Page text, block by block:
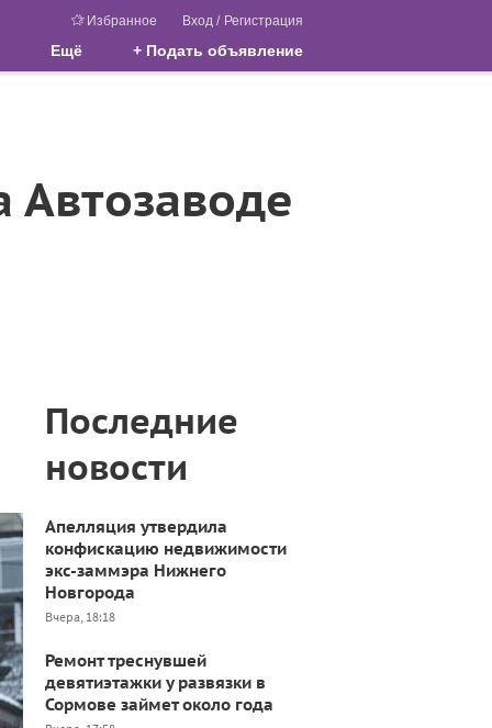
Избранное Вход / Регистрация
Ещё + Подать объявление
Последние
новости
Апелляция утвердила
конфискацию недвижимости
экс-заммэра Нижнего
Новгорода
Вчера, 18:18
Ремонт треснувшей
девятиэтажки у развязки в
Сормове займет около года